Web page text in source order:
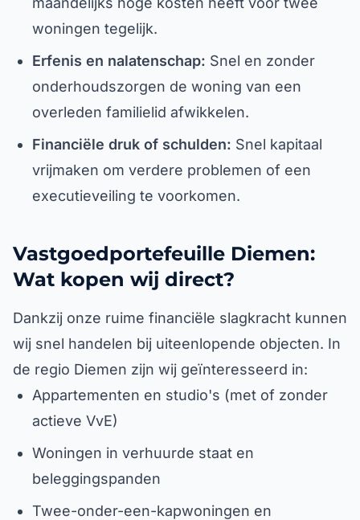
woningen tegelijk.
Erfenis en nalatenschap: Snel en zonder
onderhoudszorgen de woning van een
overleden familielid afwikkelen.
Financiële druk of schulden: Snel kapitaal
vrijmaken om verdere problemen of een
executieveiling te voorkomen.
Vastgoedportefeuille Diemen:
Wat kopen wij direct?
Dankzij onze ruime financiële slagkracht kunnen
wij snel handelen bij uiteenlopende objecten. In
de regio Diemen zijn wij geïnteresseerd in:
Appartementen en studio's (met of zonder
actieve VvE)
Woningen in verhuurde staat en
beleggingspanden
Twee-onder-een-kapwoningen en